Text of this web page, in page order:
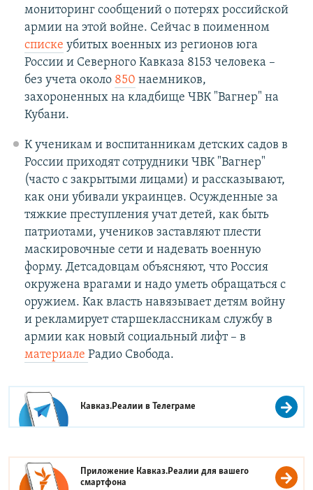
мониторинг сообщений о потерях российской
армии на этой войне. Сейчас в поименном
списке убитых военных из регионов юга
России и Северного Кавказа 8153 человека –
без учета около 850 наемников,
захороненных на кладбище ЧВК "Вагнер" на
Кубани.
К ученикам и воспитанникам детских садов в
России приходят сотрудники ЧВК "Вагнер"
(часто с закрытыми лицами) и рассказывают,
как они убивали украинцев. Осужденные за
тяжкие преступления учат детей, как быть
патриотами, учеников заставляют плести
маскировочные сети и надевать военную
форму. Детсадовцам объясняют, что Россия
окружена врагами и надо уметь обращаться с
оружием. Как власть навязывает детям войну
и рекламирует старшеклассникам службу в
армии как новый социальный лифт – в
материале Радио Свобода.
Кавказ.Реалии вТелеграме
Приложение Кавказ.Реалии для вашего
смартфона